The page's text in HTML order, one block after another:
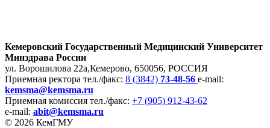
Кемеровский Государственный Медицинский Университет
Минздрава России
ул. Ворошилова 22а,Кемерово, 650056, РОССИЯ
Приемная ректора тел./факс: 8 (3842) 73-48-56 e-mail:
kemsma@kemsma.ru
Приемная комиссия тел./факс: +7 (905) 912-43-62
e-mail: abit@kemsma.ru
© 2026 КемГМУ